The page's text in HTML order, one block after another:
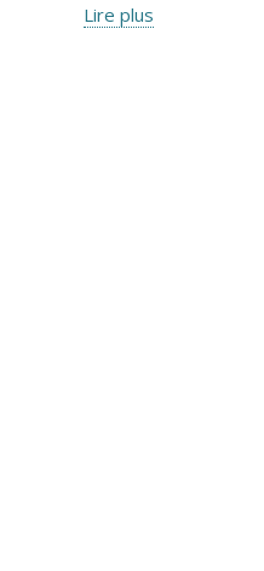
Lire plus